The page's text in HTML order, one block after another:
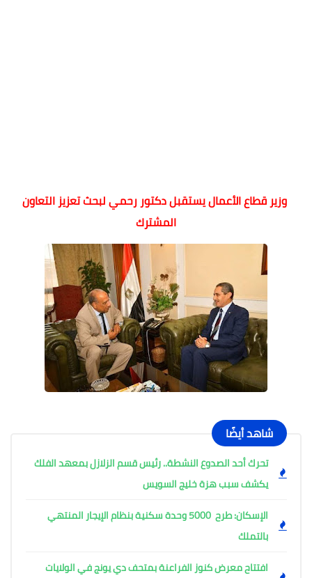
وزير قطاع الأعمال يستقبل دكتور رحمي لبحث تعزيز التعاون
المشترك
شاهد أيضًا
تحرك أحد الصدوع النشطة.. رئيس قسم الزلازل بمعهد الفلك
يكشف سبب هزة خليج السويس
الإسكان: طرح 5000 وحدة سكنية بنظام الإيجار المنتهي
بالتملك
افتتاح معرض كنوز الفراعنة بمتحف دي يونج في الولايات